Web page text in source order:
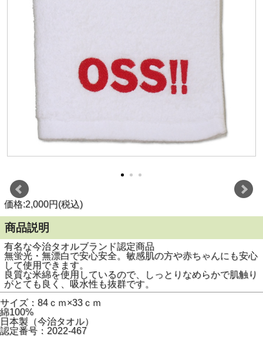
価格:2,000円(税込)
商品説明
有名な今治タオルブランド認定商品
無蛍光・無漂白で安心安全。敏感肌の方や赤ちゃんにも安心
して使用できます。
良質な米綿を使用しているので、しっとりなめらかで肌触り
がとても良く、吸水性も抜群です。
サイズ：84ｃｍ×33ｃｍ
綿100%
日本製（今治タオル）
認定番号：2022-467